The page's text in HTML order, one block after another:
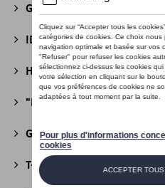
GTI Collection
ID Collection(22)
Héritage Collection(13)
"R" Collection(19)
Golf Collection(24)
T-Roc Collection(18)